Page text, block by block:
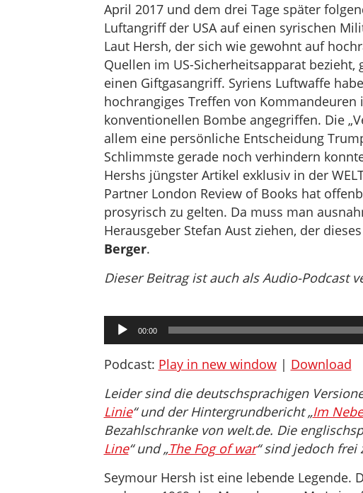
April 2017 und dem drei Tage später
Luftangriff der USA auf einen syrischen
Laut Hersh, der sich wie gewohnt auf
Quellen im US-Sicherheitsapparat bezieht,
einen Giftgasangriff. Syriens Luftwaffe
hochrangiges Treffen von
konventionellen Bombe angegriffen. Die
allem eine persönliche Entscheidung
Schlimmste gerade noch verhindern
Hershs jüngster Artikel exklusiv in der
Partner London Review of Books hat
prosyrisch zu gelten. Da muss man
Herausgeber Stefan Aust ziehen, der
Berger.
Dieser Beitrag ist auch als Audio-Podcast
Audio-
Player
00:00
Podcast: Play in new window| Download
Leider sind die deutschsprachigen
Linie“ und der Hintergrundbericht „Im
Bezahlschranke von welt.de. Die
Line“ und „The Fog of war“ sind jedoch frei
Seymour Hersh ist eine lebende Legende.